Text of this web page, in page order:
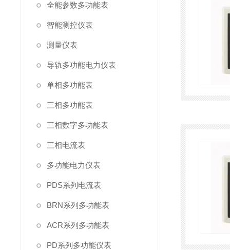
全能参数多功能表
智能测控仪表
测量仪表
导轨多功能电力仪表
单相多功能表
三相多功能表
三相数字多功能表
三相电流表
多功能电力仪表
PDS系列电流表
BRN系列多功能表
ACR系列多功能表
PD系列多功能仪表